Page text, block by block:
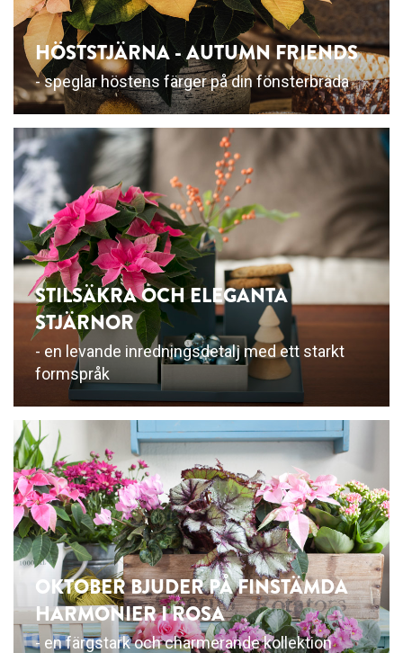
HÖSTSTJÄRNA - AUTUMN FRIENDS
- speglar höstens färger på din fönsterbräda
STILSÄKRA OCH ELEGANTA
STJÄRNOR
- en levande inredningsdetalj med ett starkt
formspråk
OKTOBER BJUDER PÅ FINSTÄMDA
HARMONIER I ROSA
- en färgstark och charmerande kollektion